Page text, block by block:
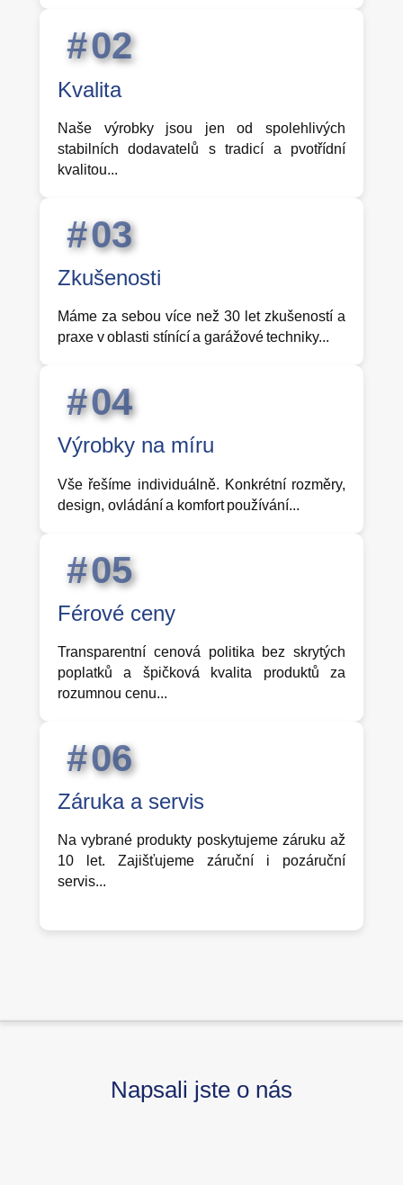
02
Kvalita
Naše výrobky jsou jen od spolehlivých
stabilních dodavatelů s tradicí a pvotřídní
kvalitou...
03
Zkušenosti
Máme za sebou více než 30 let zkušeností a
praxe v oblasti stínící a garážové techniky...
04
Výrobky na míru
Vše řešíme individuálně. Konkrétní rozměry,
design, ovládání a komfort používání...
05
Férové ceny
Transparentní cenová politika bez skrytých
poplatků a špičková kvalita produktů za
rozumnou cenu...
06
Záruka a servis
Na vybrané produkty poskytujeme záruku až
10 let. Zajišťujeme záruční i pozáruční
servis...
Napsali jste o nás